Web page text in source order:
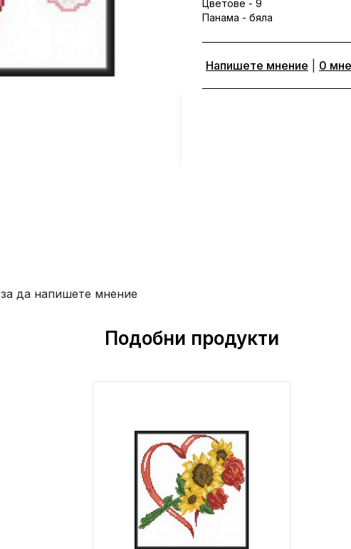
Цветове - 9
Панама - бяла
Напишете мнение 0
за да напишете мнение
Подобни продукти